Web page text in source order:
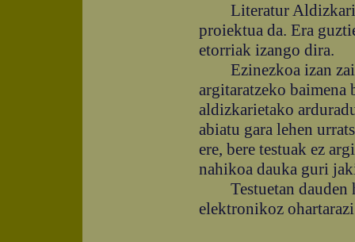
Literatur
proiektua da. Era
etorriak izango dira.
Ezinezkoa izan
argitaratzeko baimena
aldizkarietako
abiatu gara lehen
ere, bere testuak ez
nahikoa dauka guri
Testuetan dauden
elektronikoz